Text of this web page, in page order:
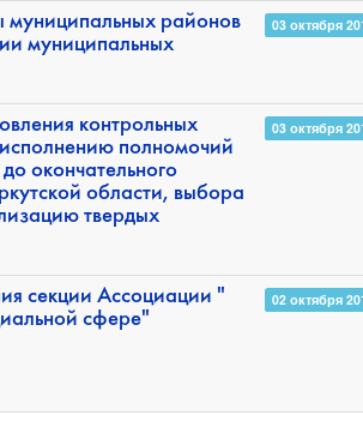
муниципальных районов
муниципальных
03 октября
контрольных
полномочий
окончательного
области, выбора
твердых
03 октября
секции Ассоциации "
сфере"
02 октября